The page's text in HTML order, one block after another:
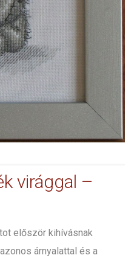
virággal –
először kihívásnak
árnyalattal és a